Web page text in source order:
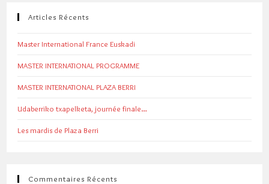
Articles Récents
Master International France Euskadi
MASTER INTERNATIONAL PROGRAMME
MASTER INTERNATIONAL PLAZA BERRI
Udaberriko txapelketa, journée finale…
Les mardis de Plaza Berri
Commentaires Récents